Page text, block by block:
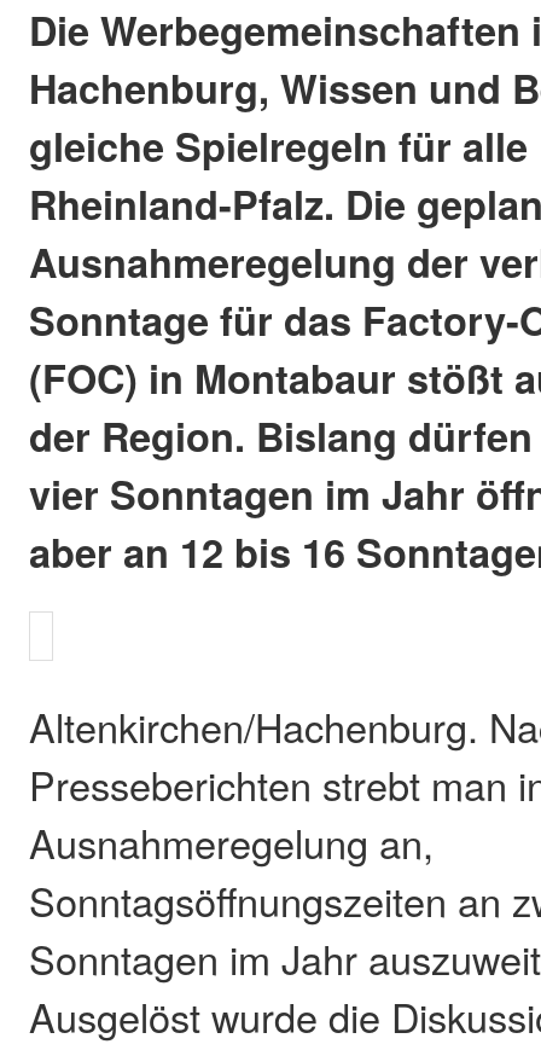
Die
Hachenburg, Wissen und
gleiche Spielregeln für
Rheinland-Pfalz. Die
Ausnahmeregelung der
Sonntage für das Factory-
(FOC) in Montabaur stößt
der Region. Bislang
vier Sonntagen im Jahr
aber an 12 bis 16
Altenkirchen/Hachenburg.
Presseberichten strebt man
Ausnahmeregelung an,
Sonntagsöffnungszeiten an
Sonntagen im Jahr
Ausgelöst wurde die